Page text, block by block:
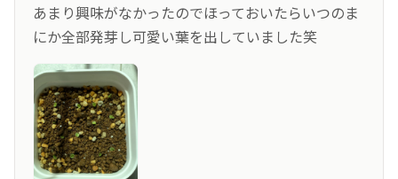
あまり興味がなかったのでほっておいたらいつのま
にか全部発芽し可愛い葉を出していました笑